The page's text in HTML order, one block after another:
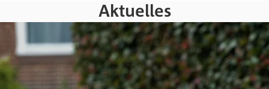
Aktuelles